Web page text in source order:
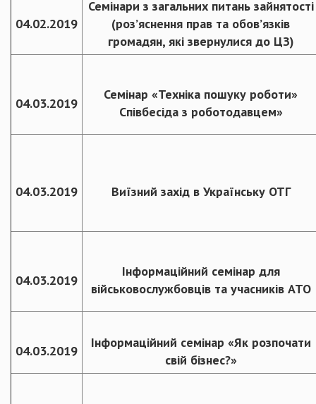
04.02.2019
Семінари з загальних питань зайнятості
(роз’яснення прав та обов’язків
громадян, які звернулися до ЦЗ)
04.03.2019
Семінар «Техніка пошуку роботи»
Співбесіда з роботодавцем»
04.03.2019 Виїзний захід в Українську ОТГ
04.03.2019
Інформаційний семінар для
військовослужбовців та учасників АТО
04.03.2019
Інформаційний семінар «Як розпочати
свій бізнес?»